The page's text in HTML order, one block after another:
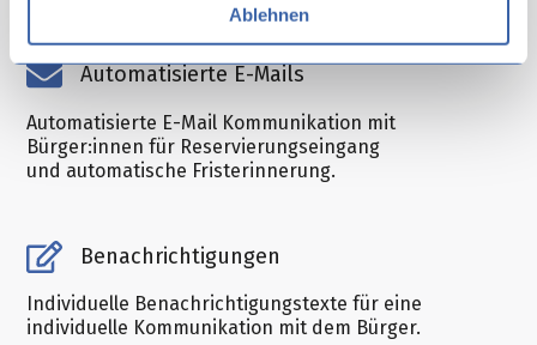
Ablehnen
Automatisierte E-Mails
Automatisierte E-Mail Kommunikation mit
Bürger:innen für Reservierungseingang
und automatische Fristerinnerung.
Benachrichtigungen
Individuelle Benachrichtigungstexte für eine
individuelle Kommunikation mit dem Bürger.